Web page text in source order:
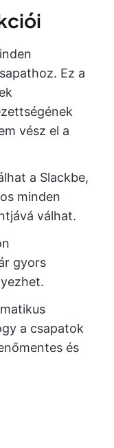
Ez a
vész el a
a Slackbe,
minden
válhat.
gyors
a csapatok
és